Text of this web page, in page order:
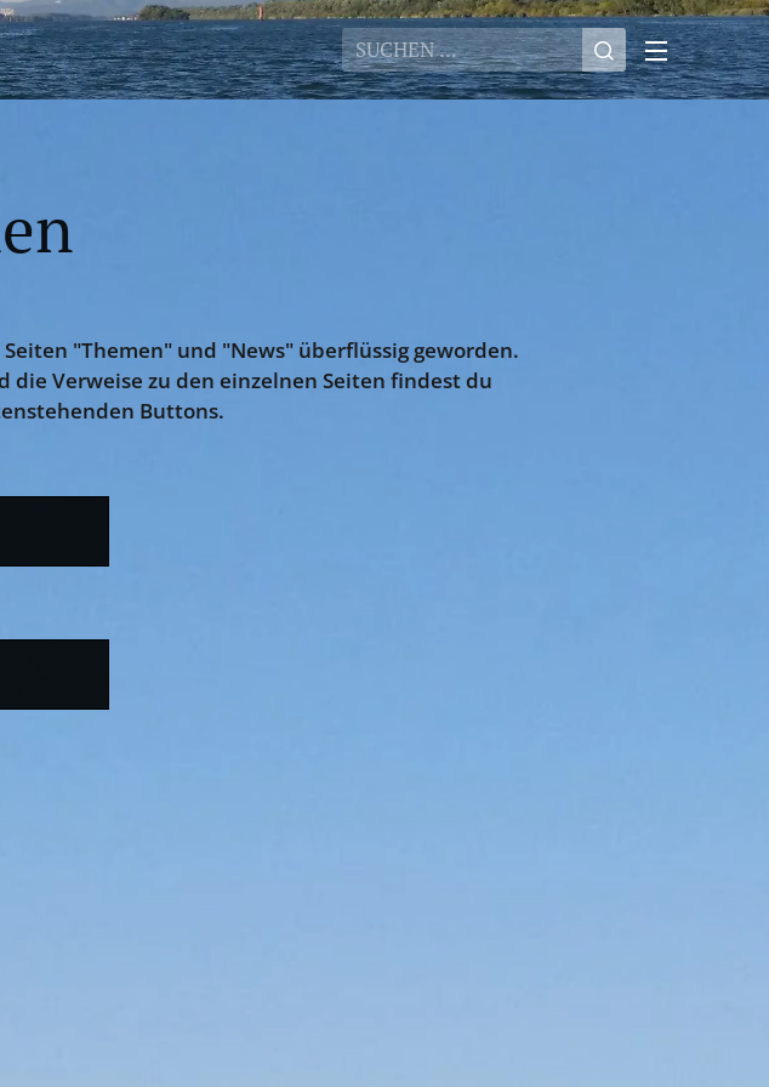
"Themen" und "News" überflüssig geworden.
Verweise zu den einzelnen Seiten findest du
Buttons.